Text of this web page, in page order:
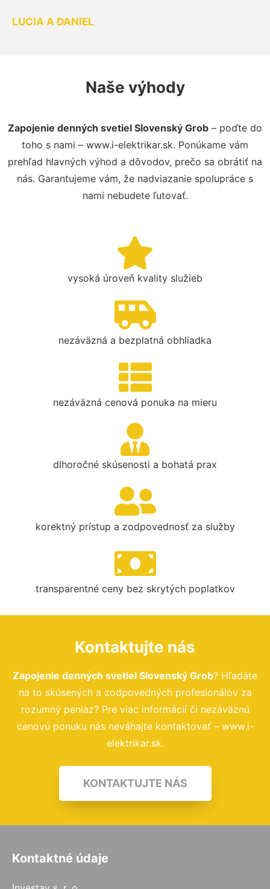
LUCIA A DANIEL
Naše výhody
Zapojenie denných svetiel Slovenský Grob – poďte do
toho s nami – www.i-elektrikar.sk. Ponúkame vám
prehľad hlavných výhod a dôvodov, prečo sa obrátiť na
nás. Garantujeme vám, že nadviazanie spolupráce s
nami nebudete ľutovať.
vysoká úroveň kvality služieb
nezáväzná a bezplatná obhliadka
nezáväzná cenová ponuka na mieru
dlhoročné skúsenosti a bohatá prax
korektný prístup a zodpovednosť za služby
transparentné ceny bez skrytých poplatkov
Kontaktujte nás
Zapojenie denných svetiel Slovenský Grob? Hľadáte
na to skúsených a zodpovedných profesionálov za
rozumný peniaz? Pre viac informácií či nezáväznú
cenovú ponuku nás neváhajte kontaktovať – www.i-
elektrikar.sk.
KONTAKTUJTE NÁS
Kontaktné údaje